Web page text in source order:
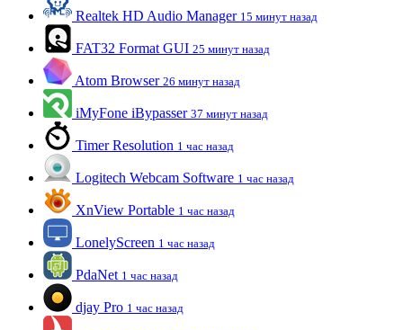
Realtek HD Audio Manager 15 минут назад
FAT32 Format GUI 25 минут назад
Atom Browser 26 минут назад
iMyFone iBypasser 37 минут назад
Timer Resolution 1 час назад
Logitech Webcam Software 1 час назад
XnView Portable 1 час назад
LonelyScreen 1 час назад
PdaNet 1 час назад
djay Pro 1 час назад